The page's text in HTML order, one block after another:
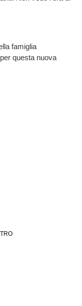
famiglia
questa nuova